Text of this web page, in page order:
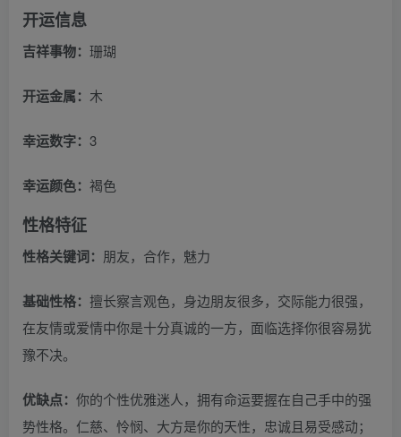
开运信息
吉祥事物： 珊瑚
开运金属： 木
幸运数字： 3
幸运颜色： 褐色
性格特征
性格关键词： 朋友，合作，魅力
基础性格： 擅长察言观色，身边朋友很多，交际能力很强，
在友情或爱情中你是十分真诚的一方，面临选择你很容易犹
豫不决。
优缺点： 你的个性优雅迷人，拥有命运要握在自己手中的强
势性格。仁慈、怜悯、大方是你的天性，忠诚且易受感动；